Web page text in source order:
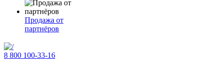
Продажа от
партнёров
8 800 100-33-16